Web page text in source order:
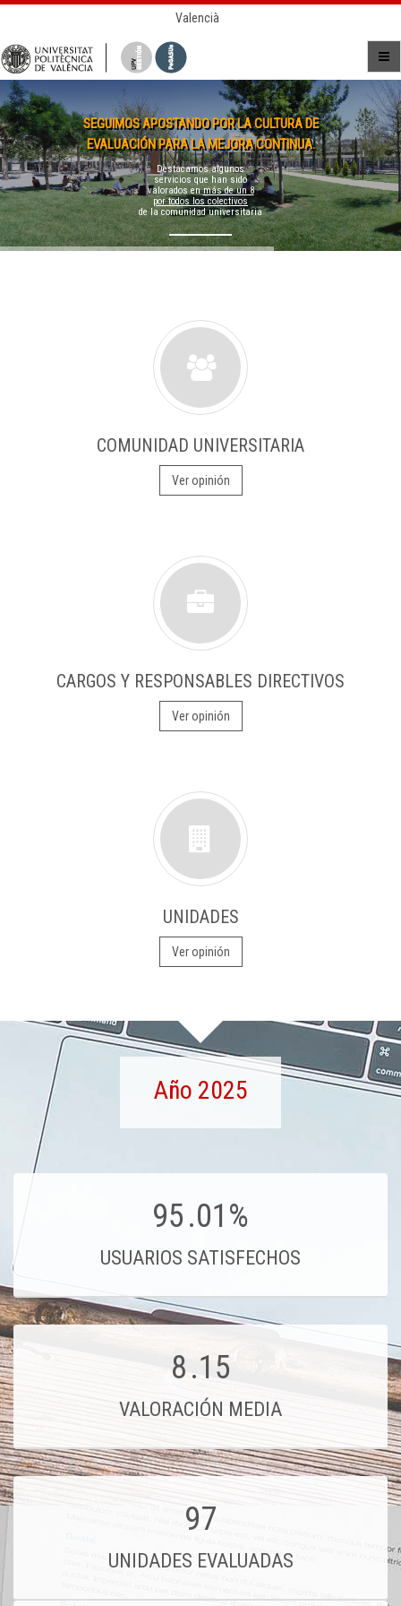
Valencià
SEGUIMOS APOSTANDO POR LA CULTURA DE
EVALUACIÓN PARA LA MEJORA CONTINUA.
Destacamos algunos
servicios que han sido
valorados enmás de un 8
por todos los colectivos
de la comunidad universitaria
COMUNIDAD UNIVERSITARIA
Ver opinión
CARGOS Y RESPONSABLES DIRECTIVOS
Ver opinión
UNIDADES
Ver opinión
Año 2025
95.01%
USUARIOS SATISFECHOS
8.15
VALORACIÓN MEDIA
97
UNIDADES EVALUADAS